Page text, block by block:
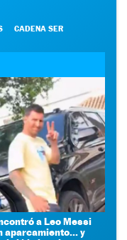
CADENA SER
a Leo Messi
aparcamiento... y